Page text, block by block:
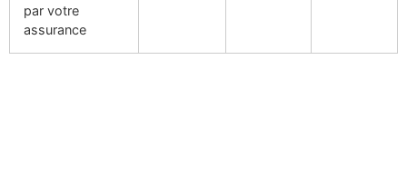
par votre
assurance